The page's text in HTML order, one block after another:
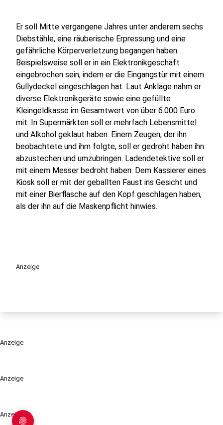
Anzeige
Anzeige
Er soll Mitte vergangene Jahres unter anderem sechs
Diebstähle, eine räuberische Erpressung und eine
gefährliche Körperverletzung begangen haben.
Beispielsweise soll er in ein Elektronikgeschäft
eingebrochen sein, indem er die Eingangstür mit einem
Gullydeckel eingeschlagen hat. Laut Anklage nahm er
diverse Elektronikgeräte sowie eine gefüllte
Kleingeldkasse im Gesamtwert von über 6.000 Euro
mit. In Supermärkten soll er mehrfach Lebensmittel
und Alkohol geklaut haben. Einem Zeugen, der ihn
beobachtete und ihm folgte, soll er gedroht haben ihn
abzustechen und umzubringen. Ladendetektive soll er
mit einem Messer bedroht haben. Dem Kassierer eines
Kiosk soll er mit der geballten Faust ins Gesicht und
mit einer Bierflasche auf den Kopf geschlagen haben,
als der ihn auf die Maskenpflicht hinwies.
Anzeige
Anzeige